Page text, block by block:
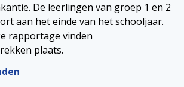
De leerlingen van groep 1 en 2
aan het einde van het schooljaar.
rapportage vinden
plaats.